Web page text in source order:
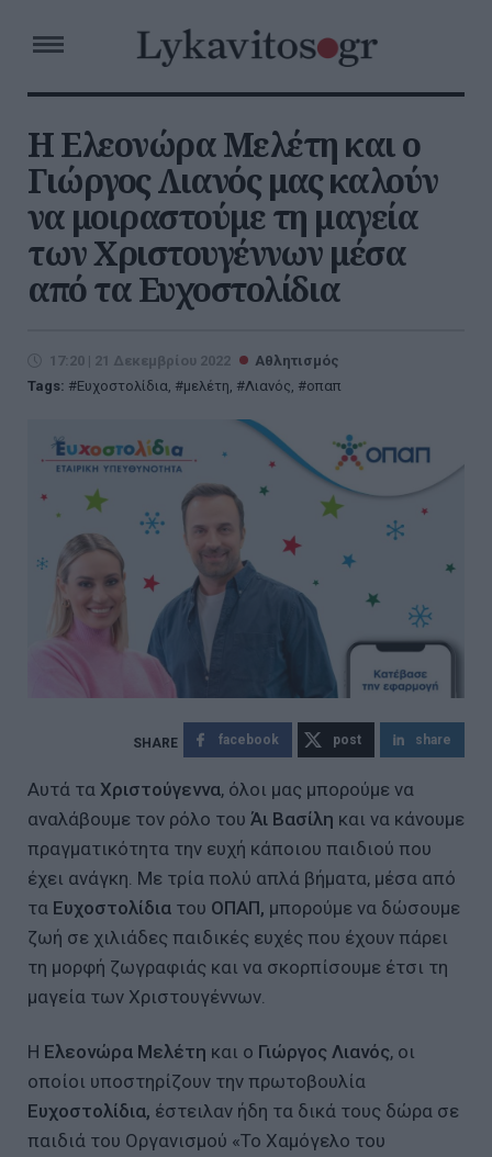
Η Ελεονώρα Μελέτη και ο
Γιώργος Λιανός μας καλούν
να μοιραστούμε τη μαγεία
των Χριστουγέννων μέσα
από τα Ευχοστολίδια
17:20 | 21 Δεκεμβρίου 2022
Αθλητισμός
Tags:
Ευχοστολίδια, μελέτη, Λιανός, οπαπ
facebook post share
Αυτά τα Χριστούγεννα, όλοι μας μπορούμε να
αναλάβουμε τον ρόλο του Άι Βασίλη και να κάνουμε
πραγματικότητα την ευχή κάποιου παιδιού που
έχει ανάγκη. Με τρία πολύ απλά βήματα, μέσα από
τα Ευχοστολίδια του ΟΠΑΠ, μπορούμε να δώσουμε
ζωή σε χιλιάδες παιδικές ευχές που έχουν πάρει
τη μορφή ζωγραφιάς και να σκορπίσουμε έτσι τη
μαγεία των Χριστουγέννων.
Η Ελεονώρα Μελέτη και ο Γιώργος Λιανός, οι
οποίοι υποστηρίζουν την πρωτοβουλία
Ευχοστολίδια, έστειλαν ήδη τα δικά τους δώρα σε
παιδιά του Οργανισμού «Το Χαμόγελο του